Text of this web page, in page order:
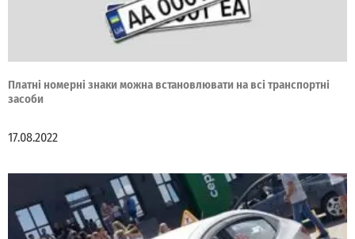
Платні номерні знаки можна встановлювати на всі транспортні
засоби
17.08.2022